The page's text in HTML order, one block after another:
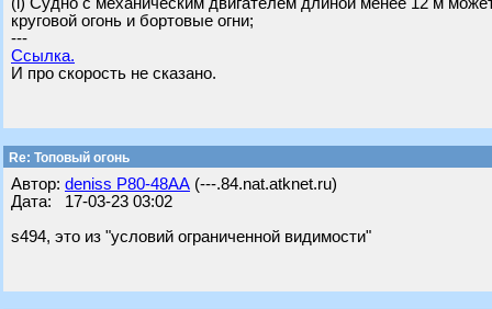
круговой огонь и бортовые огни;
---
Ссылка.
И про скорость не сказано.
Re: Топовый огонь
Автор: deniss Р80-48АА (---.84.nat.atknet.ru)
Дата: 17-03-23 03:02
s494, это из "условий ограниченной видимости"